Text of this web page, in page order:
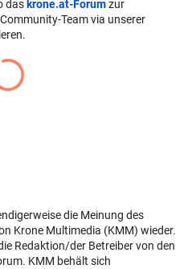
das krone.at-Forumzur
Team via unserer
die Meinung des
Krone Multimedia (KMM) wieder.
Redaktion/der Betreiber von den
KMM behält sich